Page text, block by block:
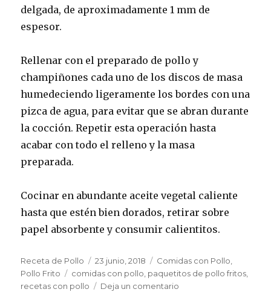
delgada, de aproximadamente 1 mm de
espesor.
Rellenar con el preparado de pollo y
champiñones cada uno de los discos de masa
humedeciendo ligeramente los bordes con una
pizca de agua, para evitar que se abran durante
la cocción. Repetir esta operación hasta
acabar con todo el relleno y la masa
preparada.
Cocinar en abundante aceite vegetal caliente
hasta que estén bien dorados, retirar sobre
papel absorbente y consumir calientitos.
Autor
Receta de Pollo
Publicado
el
23 junio, 2018 Categorías
Comidas con Pollo
Pollo Frito
Etiquetas
comidas con pollo paquetitos de pollo fritos
recetas con pollo
Deja un comentario